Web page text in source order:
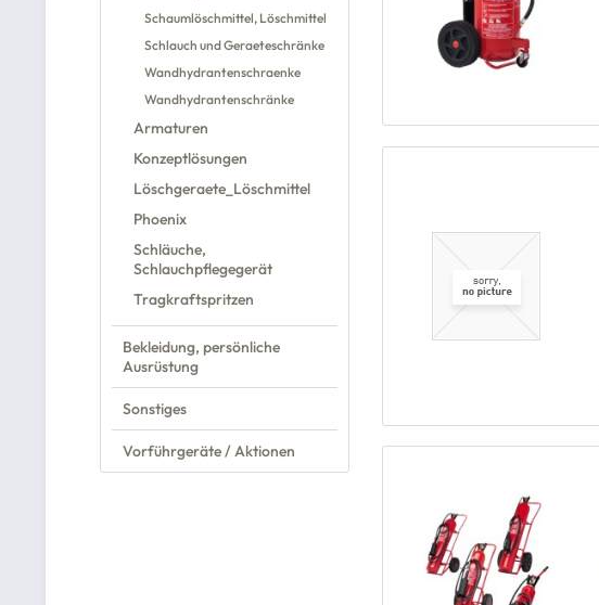
Schaumlöschmittel, Löschmittel
Schlauch und Geraeteschränke
Wandhydrantenschraenke
Wandhydrantenschränke
Armaturen
Konzeptlösungen
Löschgeraete_Löschmittel
Phoenix
Schläuche,
Schlauchpflegegerät
Tragkraftspritzen
Bekleidung, persönliche
Ausrüstung
Sonstiges
Vorführgeräte / Aktionen